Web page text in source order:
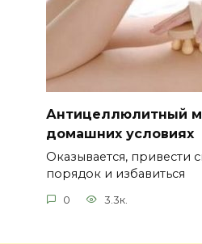
Антицеллюлитный
домашних условиях
Оказывается, привести
порядок и избавиться
0 3.3к.